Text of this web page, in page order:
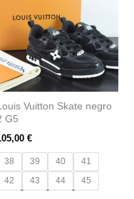
Vuitton Skate negro
G5
€
38 39 40
41
42
43 44 45
múltiples
variantes.
Las
opciones
se
pueden
la
página
de